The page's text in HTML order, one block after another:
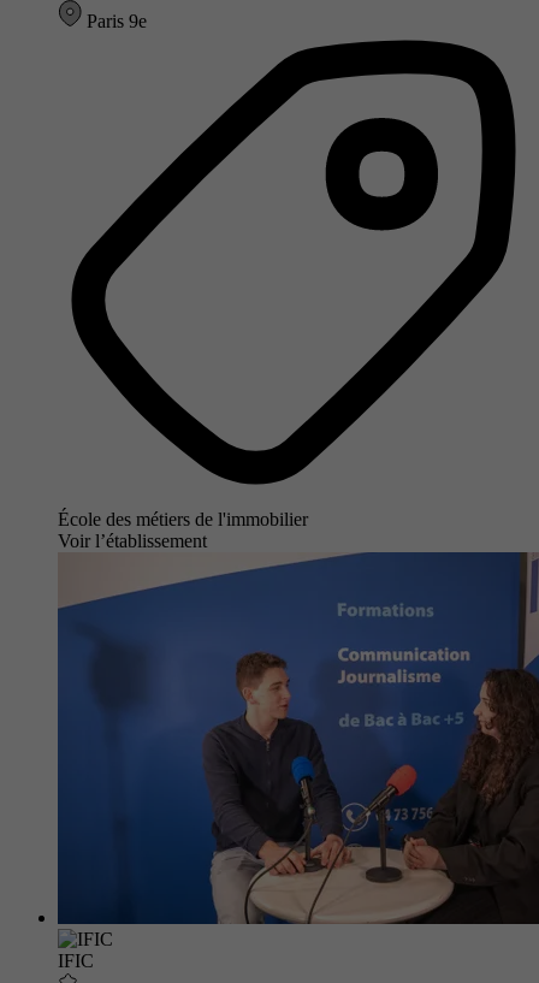
Paris 9e
École des métiers de l'immobilier
Voir l’établissement
IFIC